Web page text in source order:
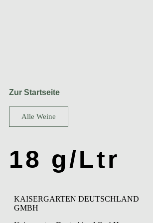
Zur Startseite
Alle Weine
18 g/Ltr
KAISERGARTEN DEUTSCHLAND
GMBH